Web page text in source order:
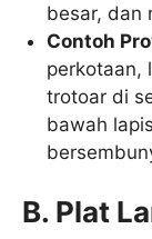
besar, dan
Contoh
perkotaan,
trotoar di
bawah
B. Plat